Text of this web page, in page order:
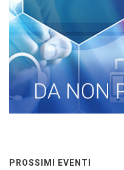
PROSSIMI EVENTI